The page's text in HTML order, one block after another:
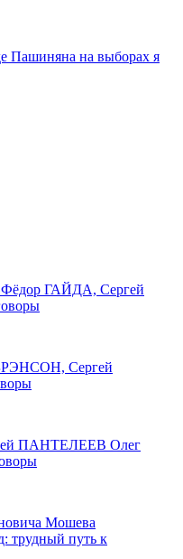
Пашиняна на выборах я
ГАЙДА, Сергей
Сергей
ПАНТЕЛЕЕВ Олег
Мошева
трудный путь к